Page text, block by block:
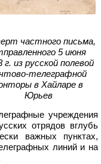
частного письма,
5 июня
г. из русской полевой
телеграфной
в Хайларе в
Юрьев
учреждения
отрядов вглубь
важных пунктах,
линий и на